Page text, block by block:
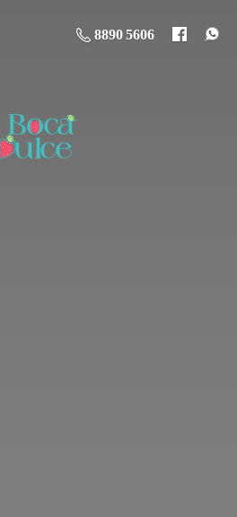
8890 5606